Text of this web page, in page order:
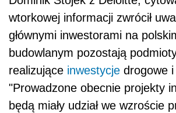
wtorkowej informacji zwrócił
głównymi inwestorami na
budowlanym pozostają
realizujące inwestycje drogowe
"Prowadzone obecnie projekty
będą miały udział we wzroście